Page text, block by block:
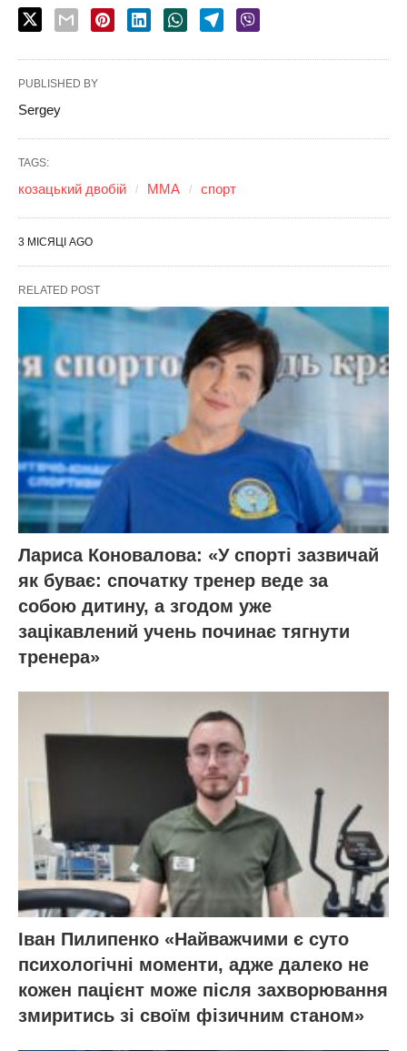
PUBLISHED BY
Sergey
TAGS:
козацький двобій ММА спорт
3 МІСЯЦІ AGO
RELATED POST
Лариса Коновалова: «У спорті зазвичай
як буває: спочатку тренер веде за
собою дитину, а згодом уже
зацікавлений учень починає тягнути
тренера»
Іван Пилипенко «Найважчими є суто
психологічні моменти, адже далеко не
кожен пацієнт може після захворювання
змиритись зі своїм фізичним станом»